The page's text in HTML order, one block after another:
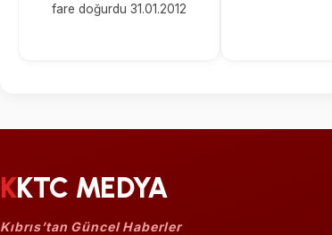
fare doğurdu 31.01.2012
KKTC MEDYA
Kıbrıs’tan Güncel Haberler